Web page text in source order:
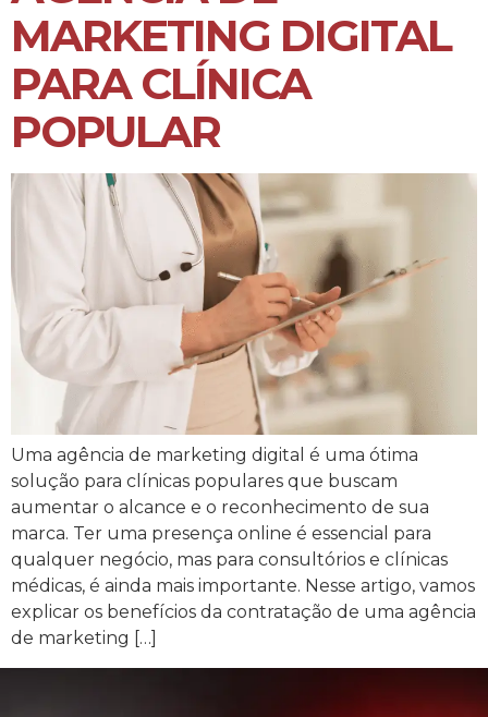
MARKETING DIGITAL
PARA CLÍNICA
POPULAR
Uma agência de marketing digital é uma ótima
solução para clínicas populares que buscam
aumentar o alcance e o reconhecimento de sua
marca. Ter uma presença online é essencial para
qualquer negócio, mas para consultórios e clínicas
médicas, é ainda mais importante. Nesse artigo, vamos
explicar os benefícios da contratação de uma agência
de marketing […]